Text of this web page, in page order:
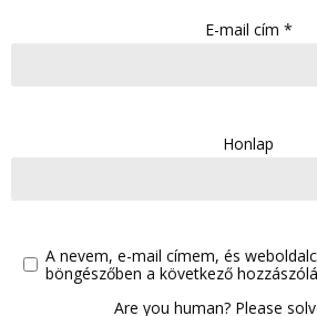
E-mail cím *
Honlap
A nevem, e-mail címem, és
böngészőben a következő
Are you human? Please